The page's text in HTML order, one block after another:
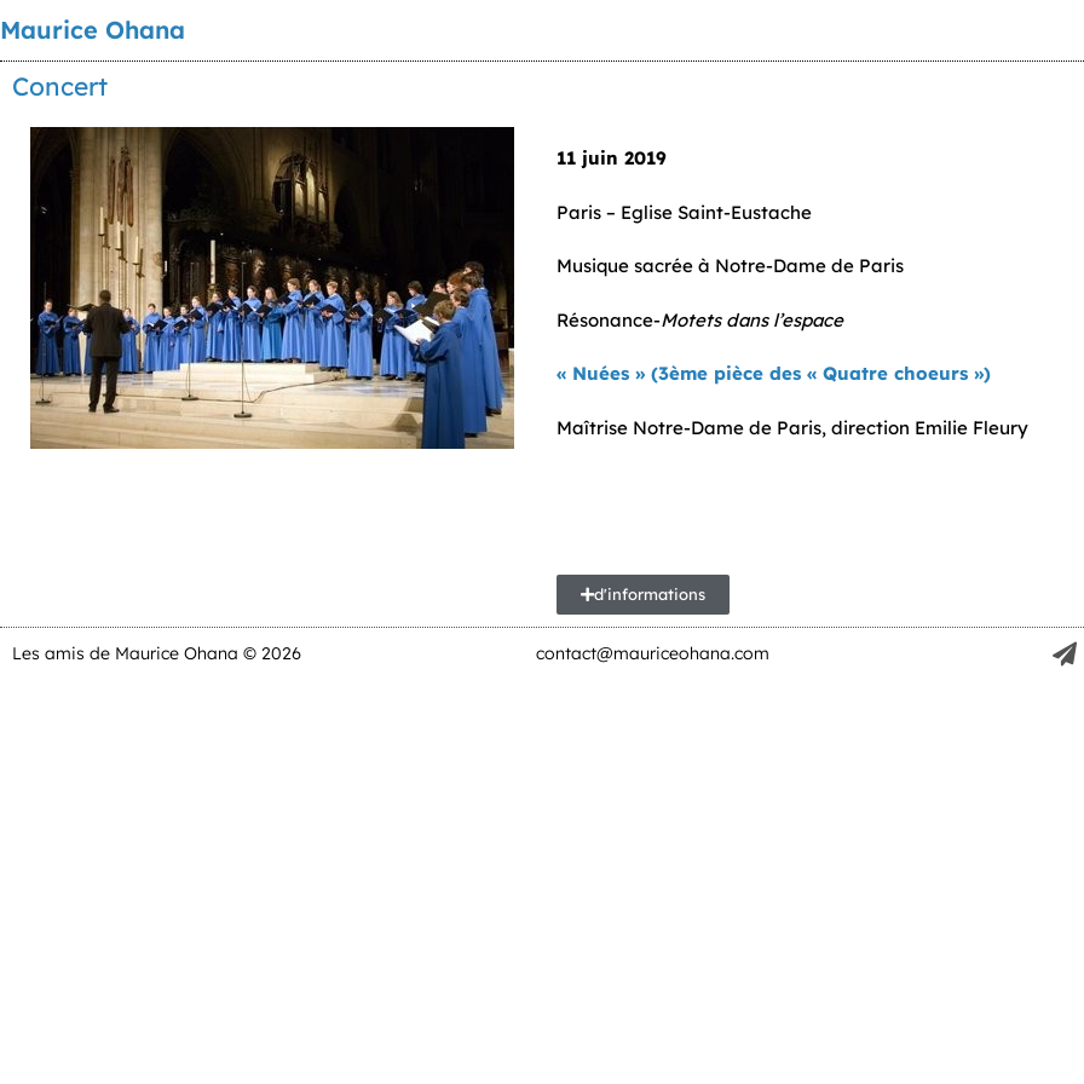
Maurice Ohana
Concert
11 juin 2019
Paris – Eglise Saint-Eustache
Musique sacrée à Notre-Dame de Paris
Résonance-Motets dans l’espace
« Nuées » (3ème pièce des « Quatre choeurs »)
Maîtrise Notre-Dame de Paris, direction Emilie Fleury
d'informations
Les amis de Maurice Ohana © 2026 contact@mauriceohana.com